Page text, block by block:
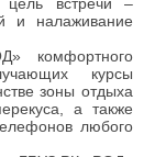
и налаживание
комфортного
курсы
зоны отдыха
а также
любого